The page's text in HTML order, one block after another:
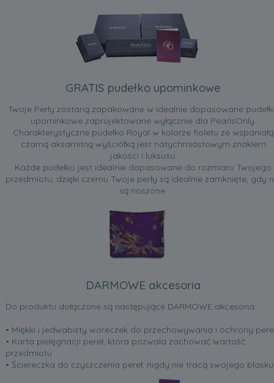
GRATIS pudełko upominkowe
Twoje Perły zostaną zapakowane w idealnie dopasowane
upominkowe zaprojektowane wyłącznie dla PearlsOnly.
Charakterystyczne pudełko Royal w kolorze fioletu ze wspaniałą
czarną aksamitną wyściółką jest natychmiastowym znakiem
jakości i luksusu.
Każde pudełko jest idealnie dopasowane do rozmiaru Twojego
przedmiotu, dzięki czemu Twoje perły są idealnie zamknięte, gdy
są noszone.
DARMOWE akcesoria
Do produktu dołączone są następujące DARMOWE akcesoria:
• Miękki i jedwabisty woreczek do przechowywania i ochrony
• Karta pielęgnacji pereł, która pozwala zachować wartość
przedmiotu
• Ściereczka do czyszczenia pereł, nigdy nie tracą swojego